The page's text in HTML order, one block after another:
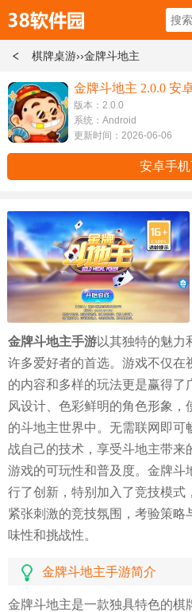
棋牌桌游››金牌斗地主
金牌斗地主 2.0.0 安
版本：2.0.0
系统：Android
更新时间：2026-06-06
安卓手
金牌斗地主手游以其独特的魅力
许多爱好者的首选。游戏不仅在
的内容和多样的玩法更是赢得了
风设计、色彩鲜明的角色形象，
的斗地主世界中。无需联网即可
战自己的技术，享受斗地主带来
游戏的可玩性和普及度。金牌斗
行了创新，特别加入了竞技模式
紧张刺激的竞技氛围，考验策略
味性和挑战性。
金牌斗地主手游简介
金牌斗地主是一款独具特色的棋